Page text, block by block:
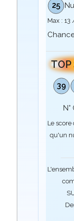
25
Max : 13
TOP
39
Le
qu'un